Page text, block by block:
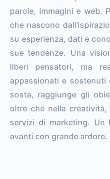
parole, immagini e web.
che nascono
su esperienza, dati e
sue tendenze. Una
liberi pensatori, ma
appassionati e sostenuti
sosta, raggiunge gli
oltre che nella
servizi di marketing. Un
avanti con grande ardore.